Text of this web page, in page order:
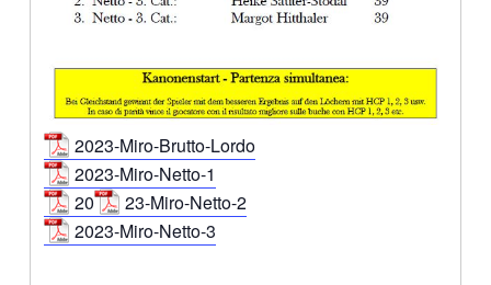
2023-Miro-Brutto-Lordo
2023-Miro-Netto-1
20
23-Miro-Netto-2
2023-Miro-Netto-3